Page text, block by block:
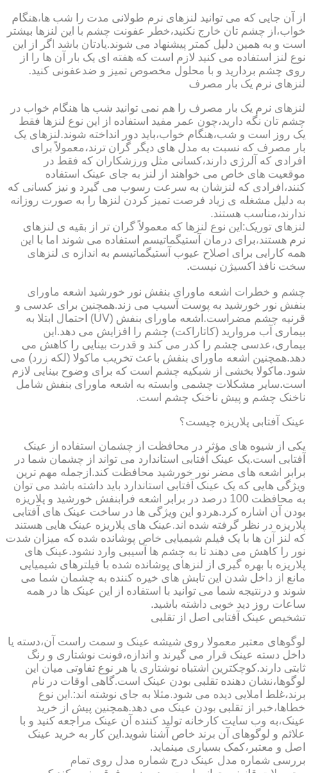
از آن جایی که می توانید لنزهای نرم طولانی مدت را شب ها،هنگام
خواب،از چشم تان خارج نکنید،خطر عفونت چشم با این لنزها بیشتر
است و به همین دلیل کمتر پیشنهاد می شوند.یادتان باشد اگر از این
نوع لنز استفاده می کنید لازم است که هفته ای یک بار آن ها را از
روی چشم بردارید و با محلول مخصوص تمیز و ضدعفونی کنید.
لنزهای نرم یک بار مصرف
لنزهای نرم یک بار مصرف را هم نمی توانید شب ها هنگام خواب در
چشم تان نگه دارید،چون عمر مفید استفاده از این نوع لنزها فقط
یک روز است و شب،هنگام خواب،باید دور انداخته شوند.لنزهای یک
بار مصرف که نسبت به مدل های دیگر گران ترند،معمولاً برای
افرادی که آلرژی دارند،کسانی مثل ورزشکاران که فقط در
موقعیت های خاص می خواهند از لنز به جای عینک استفاده
کنند،افرادی که لنزشان به سرعت رسوب می گیرد و نیز کسانی که
به دلیل مشغله ی زیاد فرصت تمیز کردن لنزها را به صورت روزانه
ندارند،مناسب هستند.
لنزهای توریک:این نوع لنزها که معمولاً گران تر از بقیه ی لنزهای
نرم هستند،برای درمان آستیگماتیسم استفاده می شوند اما با این
همه کارایی برای اصلاح عیوب آستیگماتیسم به اندازه ی لنزهای
سخت نافذ اکسیژن نیست.
چشم و خطرات اشعه ماورای بنفش نور خورشید اشعه ماورای
بنفش نور خورشید به پوست آسیب می زند.همچنین برای عدسی و
قرنیه چشم مضراست.اشعه ماورای بنفش (UV) احتمال ابتلا به
بیماری آب مروارید (کاتاراکت) چشم را افزایش می دهد.این
بیماری،عدسی چشم را کدر می کند و قدرت بینایی را کاهش می
دهد.همچنین اشعه ماورای بنفش باعث تخریب ماکولا (لکه زرد) می
شود.ماکولا بخشی از شبکیه چشم است که برای وضوح بینایی لازم
است.سایر مشکلات چشمی وابسته به اشعه ماورای بنفش شامل
ناخنک چشم و پیش ناخنک چشم است.
عینک آفتابی پلاریزه چیست؟
یکی از شیوه های مؤثر در محافظت از چشمان استفاده از عینک
آفتابی است.یک عینک آفتابی استاندارد می تواند از چشمان شما در
برابر اشعه های مضر نور خورشید محافظت کند.ازجمله مهم ترین
ویژگی هایی که یک عینک آفتابی استاندارد باید داشته باشد می توان
به محافظت 100 درصد در برابر اشعه فرابنفش خورشید و پلاریزه
بودن آن اشاره کرد.هردو این ویژگی ها در ساخت عینک های آفتابی
پلاریزه در نظر گرفته شده اند.عینک های پلاریزه عینک هایی هستند
که لنز آن ها با یک فیلم شیمیایی خاص پوشانده شده که میزان شدت
نور را کاهش می دهند تا به چشم ها آسیبی وارد نشود.عینک های
پلاریزه با بهره گیری از لنزهای پوشانده شده با فیلترهای شیمیایی
مانع از داخل شدن این تابش های خیره کننده به چشمان شما می
شوند و درنتیجه شما می توانید با استفاده از این عینک ها در همه
ساعات روز دید خوبی داشته باشید.
تشخیص عینک آفتابی اصل از تقلبی
لوگوهای معتبر معمولا روی شیشه عینک و سمت راست آن،دسته یا
داخل دسته عینک قرار می گیرند و اندازه،فونت نوشتاری و رنگ
ثابتی دارند.کوچکترین اشتباه نوشتاری یا هر نوع تفاوتی میان این
لوگوها،نشان دهنده تقلبی بودن عینک است.گاهی اوقات در نام
برند،غلط املایی دیده می شود.مثلا به جای نوشته اند:.این نوع
خطاها،خبر از تقلبی بودن عینک می دهد.همچنین پیش از خرید
عینک،به وب سایت کارخانه تولید کننده آن عینک مراجعه کنید و با
علائم و لوگوهای آن برند خاص آشنا شوید.این کار به خرید عینک
اصل و معتبر،کمک بسیاری مینماید.
بررسی شماره مدل عینک درج شماره مدل روی تمام